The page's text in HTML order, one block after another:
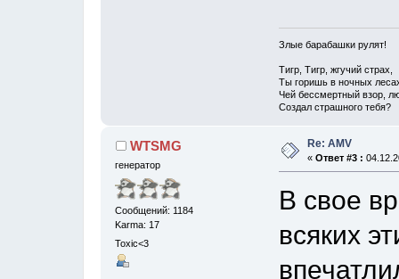
Злые барабашки рулят!
Тигр, Тигр, жгучий страх,
Ты горишь в ночных
Чей бессмертный взор,
Создал страшного тебя?
WTSMG
генератор
Сообщений: 1184
Karma: 17
Toxic<3
Re: AMV
« Ответ #3 :
В свое
всяких